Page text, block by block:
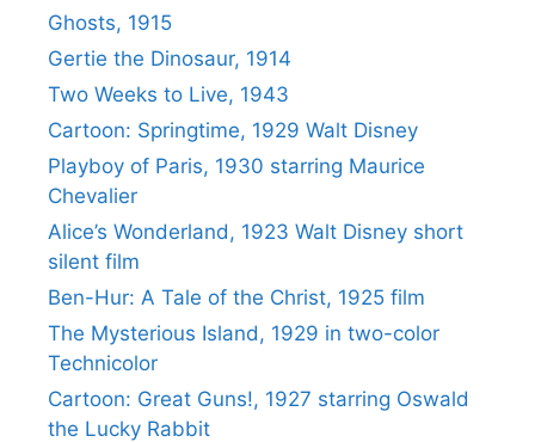
Ghosts, 1915
Gertie the Dinosaur, 1914
Two Weeks to Live, 1943
Cartoon: Springtime, 1929 Walt Disney
Playboy of Paris, 1930 starring Maurice
Chevalier
Alice’s Wonderland, 1923 Walt Disney short
silent film
Ben-Hur: A Tale of the Christ, 1925 film
The Mysterious Island, 1929 in two-color
Technicolor
Cartoon: Great Guns!, 1927 starring Oswald
the Lucky Rabbit